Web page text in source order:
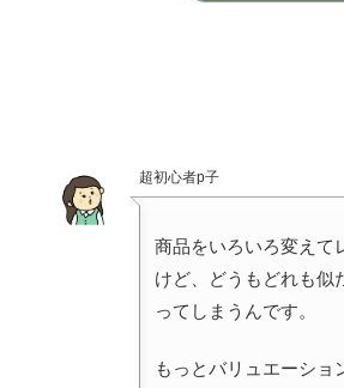
超初心者p子
商品をいろいろ変えて
けど、どうもどれも似
ってしまうんです。
もっとバリュエーショ